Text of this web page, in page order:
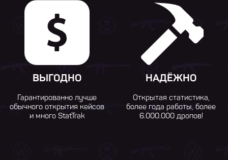
ВЫГОДНО
Гарантированно лучше
обычного открытия кейсов
и много StatTrak
НАДЁЖНО
Открытая статистика,
более года работы, более
6.000.000 дропов!